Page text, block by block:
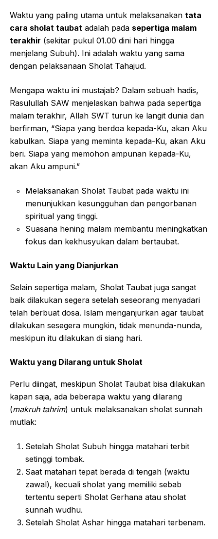
Waktu yang paling utama untuk melaksanakan tata
cara sholat taubat adalah pada sepertiga malam
terakhir (sekitar pukul 01.00 dini hari hingga
menjelang Subuh). Ini adalah waktu yang sama
dengan pelaksanaan Sholat Tahajud.
Mengapa waktu ini mustajab? Dalam sebuah hadis,
Rasulullah SAW menjelaskan bahwa pada sepertiga
malam terakhir, Allah SWT turun ke langit dunia dan
berfirman, “Siapa yang berdoa kepada-Ku, akan Aku
kabulkan. Siapa yang meminta kepada-Ku, akan Aku
beri. Siapa yang memohon ampunan kepada-Ku,
akan Aku ampuni.”
Melaksanakan Sholat Taubat pada waktu ini
menunjukkan kesungguhan dan pengorbanan
spiritual yang tinggi.
Suasana hening malam membantu meningkatkan
fokus dan kekhusyukan dalam bertaubat.
Waktu Lain yang Dianjurkan
Selain sepertiga malam, Sholat Taubat juga sangat
baik dilakukan segera setelah seseorang menyadari
telah berbuat dosa. Islam menganjurkan agar taubat
dilakukan sesegera mungkin, tidak menunda-nunda,
meskipun itu dilakukan di siang hari.
Waktu yang Dilarang untuk Sholat
Perlu diingat, meskipun Sholat Taubat bisa dilakukan
kapan saja, ada beberapa waktu yang dilarang
(makruh tahrim) untuk melaksanakan sholat sunnah
mutlak:
Setelah Sholat Subuh hingga matahari terbit
setinggi tombak.
Saat matahari tepat berada di tengah (waktu
zawal), kecuali sholat yang memiliki sebab
tertentu seperti Sholat Gerhana atau sholat
sunnah wudhu.
Setelah Sholat Ashar hingga matahari terbenam.